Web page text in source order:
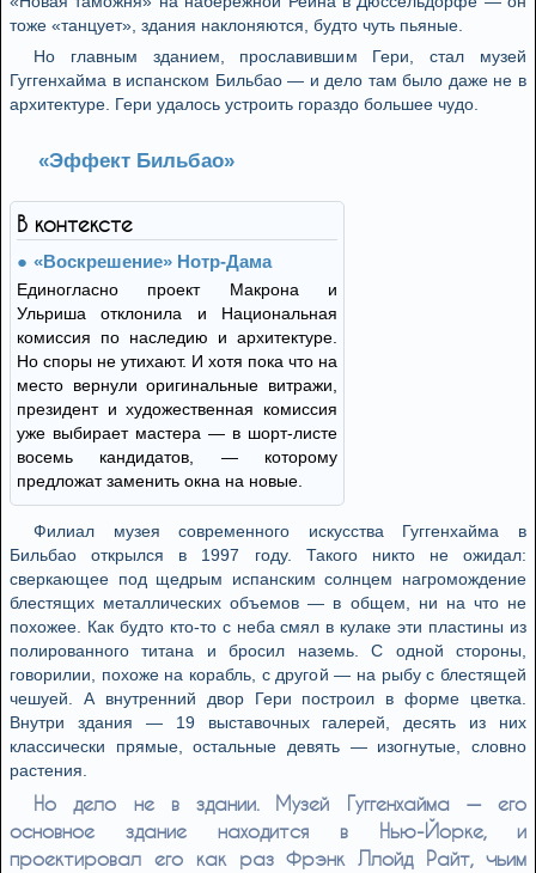
тоже «танцует», здания наклоняются, будто чуть пьяные.
Но главным зданием, прославившим Гери, стал музей
Гуггенхайма в испанском Бильбао — и дело там было даже не в
архитектуре. Гери удалось устроить гораздо большее чудо.
«Эффект Бильбао»
В контексте
«Воскрешение» Нотр-Дама
Единогласно проект Макрона и
Ульриша отклонила и Национальная
комиссия по наследию и архитектуре.
Но споры не утихают. И хотя пока что на
место вернули оригинальные витражи,
президент и художественная комиссия
уже выбирает мастера — в шорт-листе
восемь кандидатов, — которому
предложат заменить окна на новые.
Филиал музея современного искусства Гуггенхайма в
Бильбао открылся в 1997 году. Такого никто не ожидал:
сверкающее под щедрым испанским солнцем нагромождение
блестящих металлических объемов — в общем, ни на что не
похожее. Как будто кто-то с неба смял в кулаке эти пластины из
полированного титана и бросил наземь. С одной стороны,
говорилии, похоже на корабль, с другой — на рыбу с блестящей
чешуей. А внутренний двор Гери построил в форме цветка.
Внутри здания — 19 выставочных галерей, десять из них
классически прямые, остальные девять — изогнутые, словно
растения.
Но дело не в здании. Музей Гуггенхайма — его
основное здание находится в Нью-Йорке, и
проектировал его как раз Фрэнк Ллойд Райт, чьим